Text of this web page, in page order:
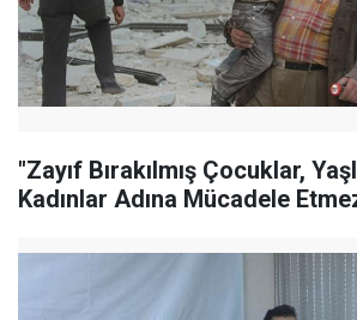
"Zayıf Bırakılmış Çocuklar,
Kadınlar Adına Mücadele